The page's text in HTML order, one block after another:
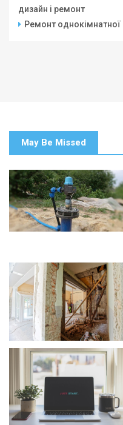
дизайн і ремонт
Ремонт однокімнатної
May Be Missed